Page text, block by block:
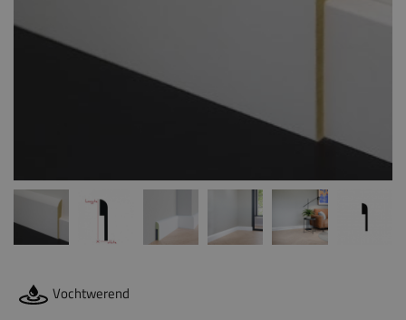
Vochtwerend